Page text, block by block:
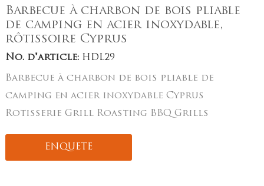
Barbecue à charbon de bois pliable
de camping en acier inoxydable,
rôtissoire Cyprus
No. d'article:HDL29
Barbecue à charbon de bois pliable de
camping en acier inoxydable Cyprus
Rotisserie Grill Roasting BBQ Grills
ENQUETE